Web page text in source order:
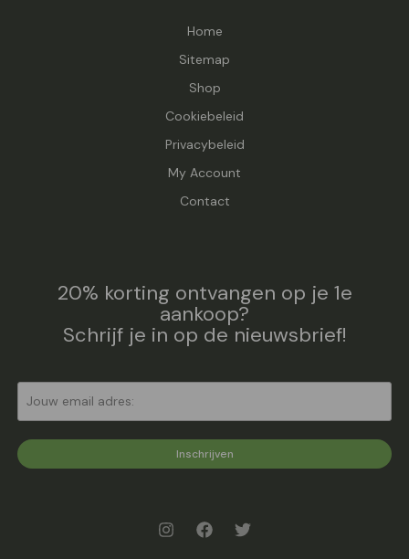
Home
Sitemap
Shop
Cookiebeleid
Privacybeleid
My Account
Contact
20% korting ontvangen op je 1e
aankoop?
Schrijf je in op de nieuwsbrief!
Inschrijven